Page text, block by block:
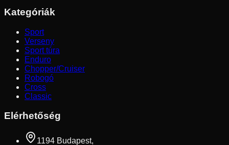
Kategóriák
Sport
Verseny
Sport túra
Enduro
Chopper/Cruiser
Robogó
Cross
Classic
Elérhetőség
1194 Budapest,